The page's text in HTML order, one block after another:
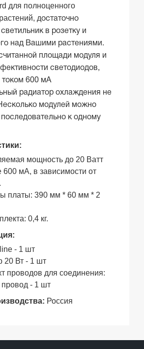
для полноценного
достаточно
в розетку и
над Вашими растениями.
площади модуля и
светодиодов,
током 600 мА
радиатор охлаждения не
модулей можно
к одному
мощность до 20 Ватт
600 мА, в зависимости от
платы: 390 мм * 60 мм * 2
0,4 кг.
- 1 шт
20 Вт - 1 шт
проводов для соединения:
провод - 1 шт
Россия